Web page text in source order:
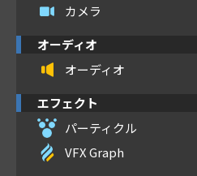
カメラ
オーディオ
オーディオ
エフェクト
パーティクル
VFX Graph